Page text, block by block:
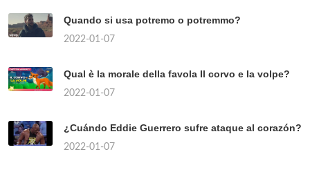
Quando si usa potremo o potremmo?
2022-01-07
Qual è la morale della favola Il corvo e la volpe?
2022-01-07
¿Cuándo Eddie Guerrero sufre ataque al corazón?
2022-01-07